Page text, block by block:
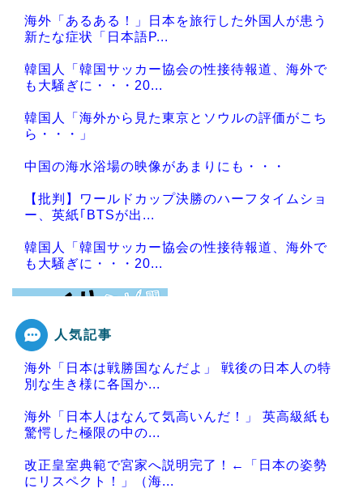
海外「あるある！」日本を旅行した外国人が患う
新たな症状「日本語P...
韓国人「韓国サッカー協会の性接待報道、海外で
も大騒ぎに・・・20...
韓国人「海外から見た東京とソウルの評価がこち
ら・・・」
中国の海水浴場の映像があまりにも・・・
【批判】ワールドカップ決勝のハーフタイムショ
ー、英紙｢BTSが出...
韓国人「韓国サッカー協会の性接待報道、海外で
も大騒ぎに・・・20...
Powered by livedoor 相互RSS
人気記事
海外「日本は戦勝国なんだよ」 戦後の日本人の特
別な生き様に各国か...
海外「日本人はなんて気高いんだ！」 英高級紙も
驚愕した極限の中の...
改正皇室典範で宮家へ説明完了！←「日本の姿勢
にリスペクト！」（海...